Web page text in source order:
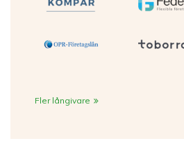
Fler långivare